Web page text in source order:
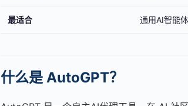
最适合 通用AI智能体
什么是 AutoGPT？